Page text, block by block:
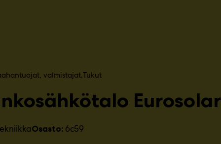
valmistajat​ Tukut
Osasto: 6c59